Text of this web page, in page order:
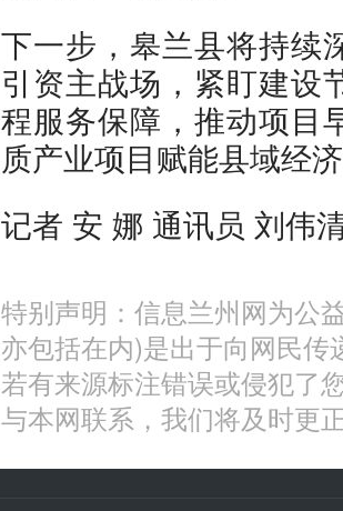
下一步，皋兰县将持续
引资主战场，紧盯建设
程服务保障，推动项目
质产业项目赋能县域经
记者 安 娜 通讯员 刘伟
特别声明：信息兰州网为公
亦包括在内)是出于向网民
若有来源标注错误或侵犯了
与本网联系，我们将及时更